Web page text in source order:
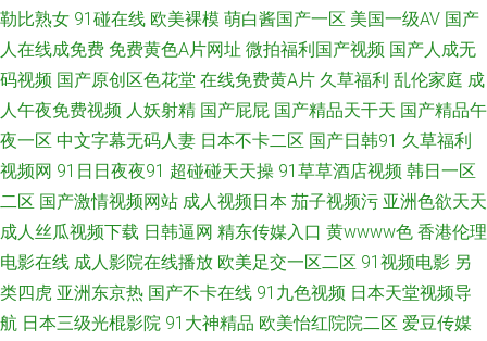
久久美女免费 91传谋视频 国产精品久久 色亚洲色天堂 第一导航 亚洲婷婷黄
色网址 99热操一本道 男人天堂色色av 影音先锋三级伦理 超碰av福利在线导
航 91超碰在线人人操 黄色Av片区 1024在线看片 成福利最新精品无码 51神
91午夜成人 久草视频网 影音先锋电影日韩91 影音先锋内射片 美日韩色片 最
新色悠悠久久色 狠狠美乳插 香蕉视频下载黄 国产精品成人一区二区 影音先
勒比熟女 91碰在线 欧美裸模 萌白酱国产一区 美国一级AV 国产
人在线成免费 免费黄色A片网址 微拍福利国产视频 国产人成无
码视频 国产原创区色花堂 在线免费黄A片 久草福利 乱伦家庭 成
人午夜免费视频 人妖射精 国产屁屁 国产精品天干天 国产精品午
夜一区 中文字幕无码人妻 日本不卡二区 国产日韩91 久草福利
视频网 91日日夜夜91 超碰碰天天操 91草草酒店视频 韩日一区
二区 国产激情视频网站 成人视频日本 茄子视频污 亚洲色欲天天
成人丝瓜视频下载 日韩逼网 精东传媒入口 黄wwww色 香港伦理
电影在线 成人影院在线播放 欧美足交一区二区 91视频电影 另
类四虎 亚洲东京热 国产不卡在线 91九色视频 日本天堂视频导
航 日本三级光棍影院 91大神精品 欧美怡红院院二区 爱豆传媒